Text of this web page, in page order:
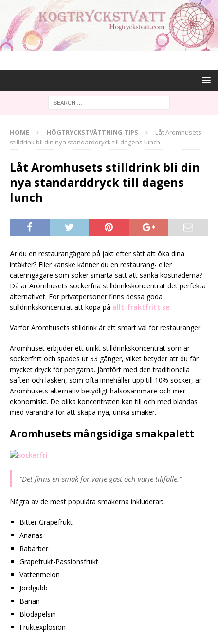
HOME HÖGTRYCKSTVÄTTNING TIPS
Låt Aromhusets
stilldrink bli din nya standarddryck till dagens lunch
Låt Aromhusets stilldrink bli din
nya standarddryck till dagens
lunch
Är du en restaurangägare på jakt efter sätt att öka dina
intäkter? Eller kanske känner du en restaurang- eller
cateringägare som söker smarta sätt att sänka kostnaderna?
Då är Aromhusets sockerfria stilldrinkskoncentrat det perfekta
alternativet. För privatpersoner finns dessa goda
stilldrinkskoncentrat att köpa på allt-fraktfritt.se.
Varför Aromhusets stilldrink är ett smart val för restauranger
Aromhuset erbjuder ett unikt stilldrinkskoncentrat som är
sockerfritt och spädes ut 33 gånger, vilket betyder att du får
mycket dryck för pengarna. Jämfört med den traditionella
saften och läsken, som ofta innehåller upp till 10% socker, är
Aromhusets alternativ betydligt hälsosammare och mer
ekonomiskt. De olika koncentraten kan till och med blandas
med varandra för att skapa nya, unika smaker.
Aromhusets mångsidiga smakpalett
“Det finns en smak för varje gäst och varje tillfälle.”
Några av de mest populära smakerna inkluderar:
Bitter Grapefrukt
Ananas
Rabarber
Grapefrukt-Passionsfrukt
Vattenmelon
Jordgubb
Banan
Blodapelsin
Fruktexplosion